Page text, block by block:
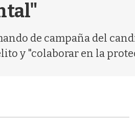
de campaña del
y "colaborar en la